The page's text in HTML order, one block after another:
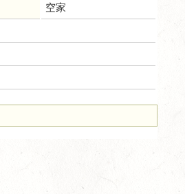
空家